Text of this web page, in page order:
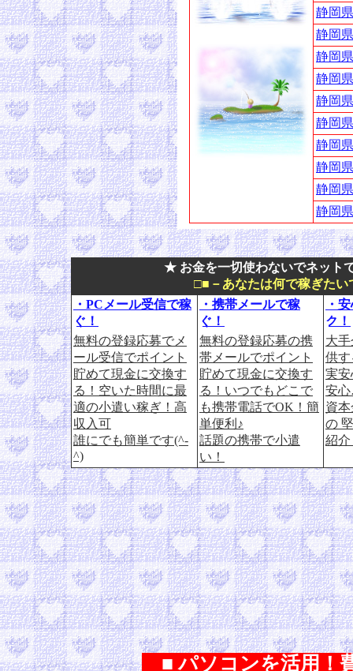
静岡
静岡
静岡
静岡
静岡
静岡
静岡
静岡
静岡
静岡
★ お金を一切使わないでネット
□■－あなたは何で稼ぎた
・PCメール受信で稼
ぐ！
無料の登録応募でメ
ール受信でポイント
貯めて現金に交換す
る！空いた時間に最
適の小遣い稼ぎ！高
収入可
誰にでも簡単です(^-
^)
・携帯メールで稼
ぐ！
無料の登録応募の携
帯メールでポイント
貯めて現金に交換す
る！いつでもどこで
も携帯電話でOK！簡
単便利♪
話題の携帯で小遣
い！
・
ク！
大
供
実
安心
資
の
紹介
■ パソコンを活用！